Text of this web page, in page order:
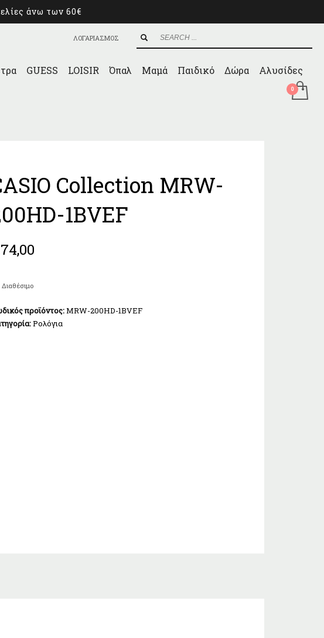
άνω των 60€
ΛΟΓΑΡΙΑΣΜΟΣ
GUESS LOISIR Όπαλ Μαμά Παιδικό Δώρα Αλυσίδες
Collection MRW-
1BVEF
74,00
προϊόντος:MRW-200HD-1BVEF
Ρολόγια